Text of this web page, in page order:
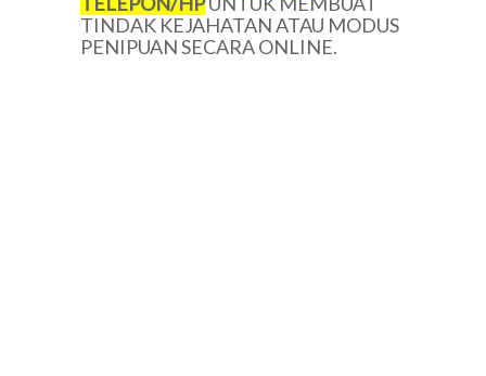
TINDAK KEJAHATAN ATAU MODUS
PENIPUAN SECARA ONLINE.